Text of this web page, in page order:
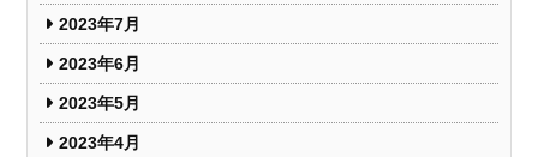
2023年7月
2023年6月
2023年5月
2023年4月